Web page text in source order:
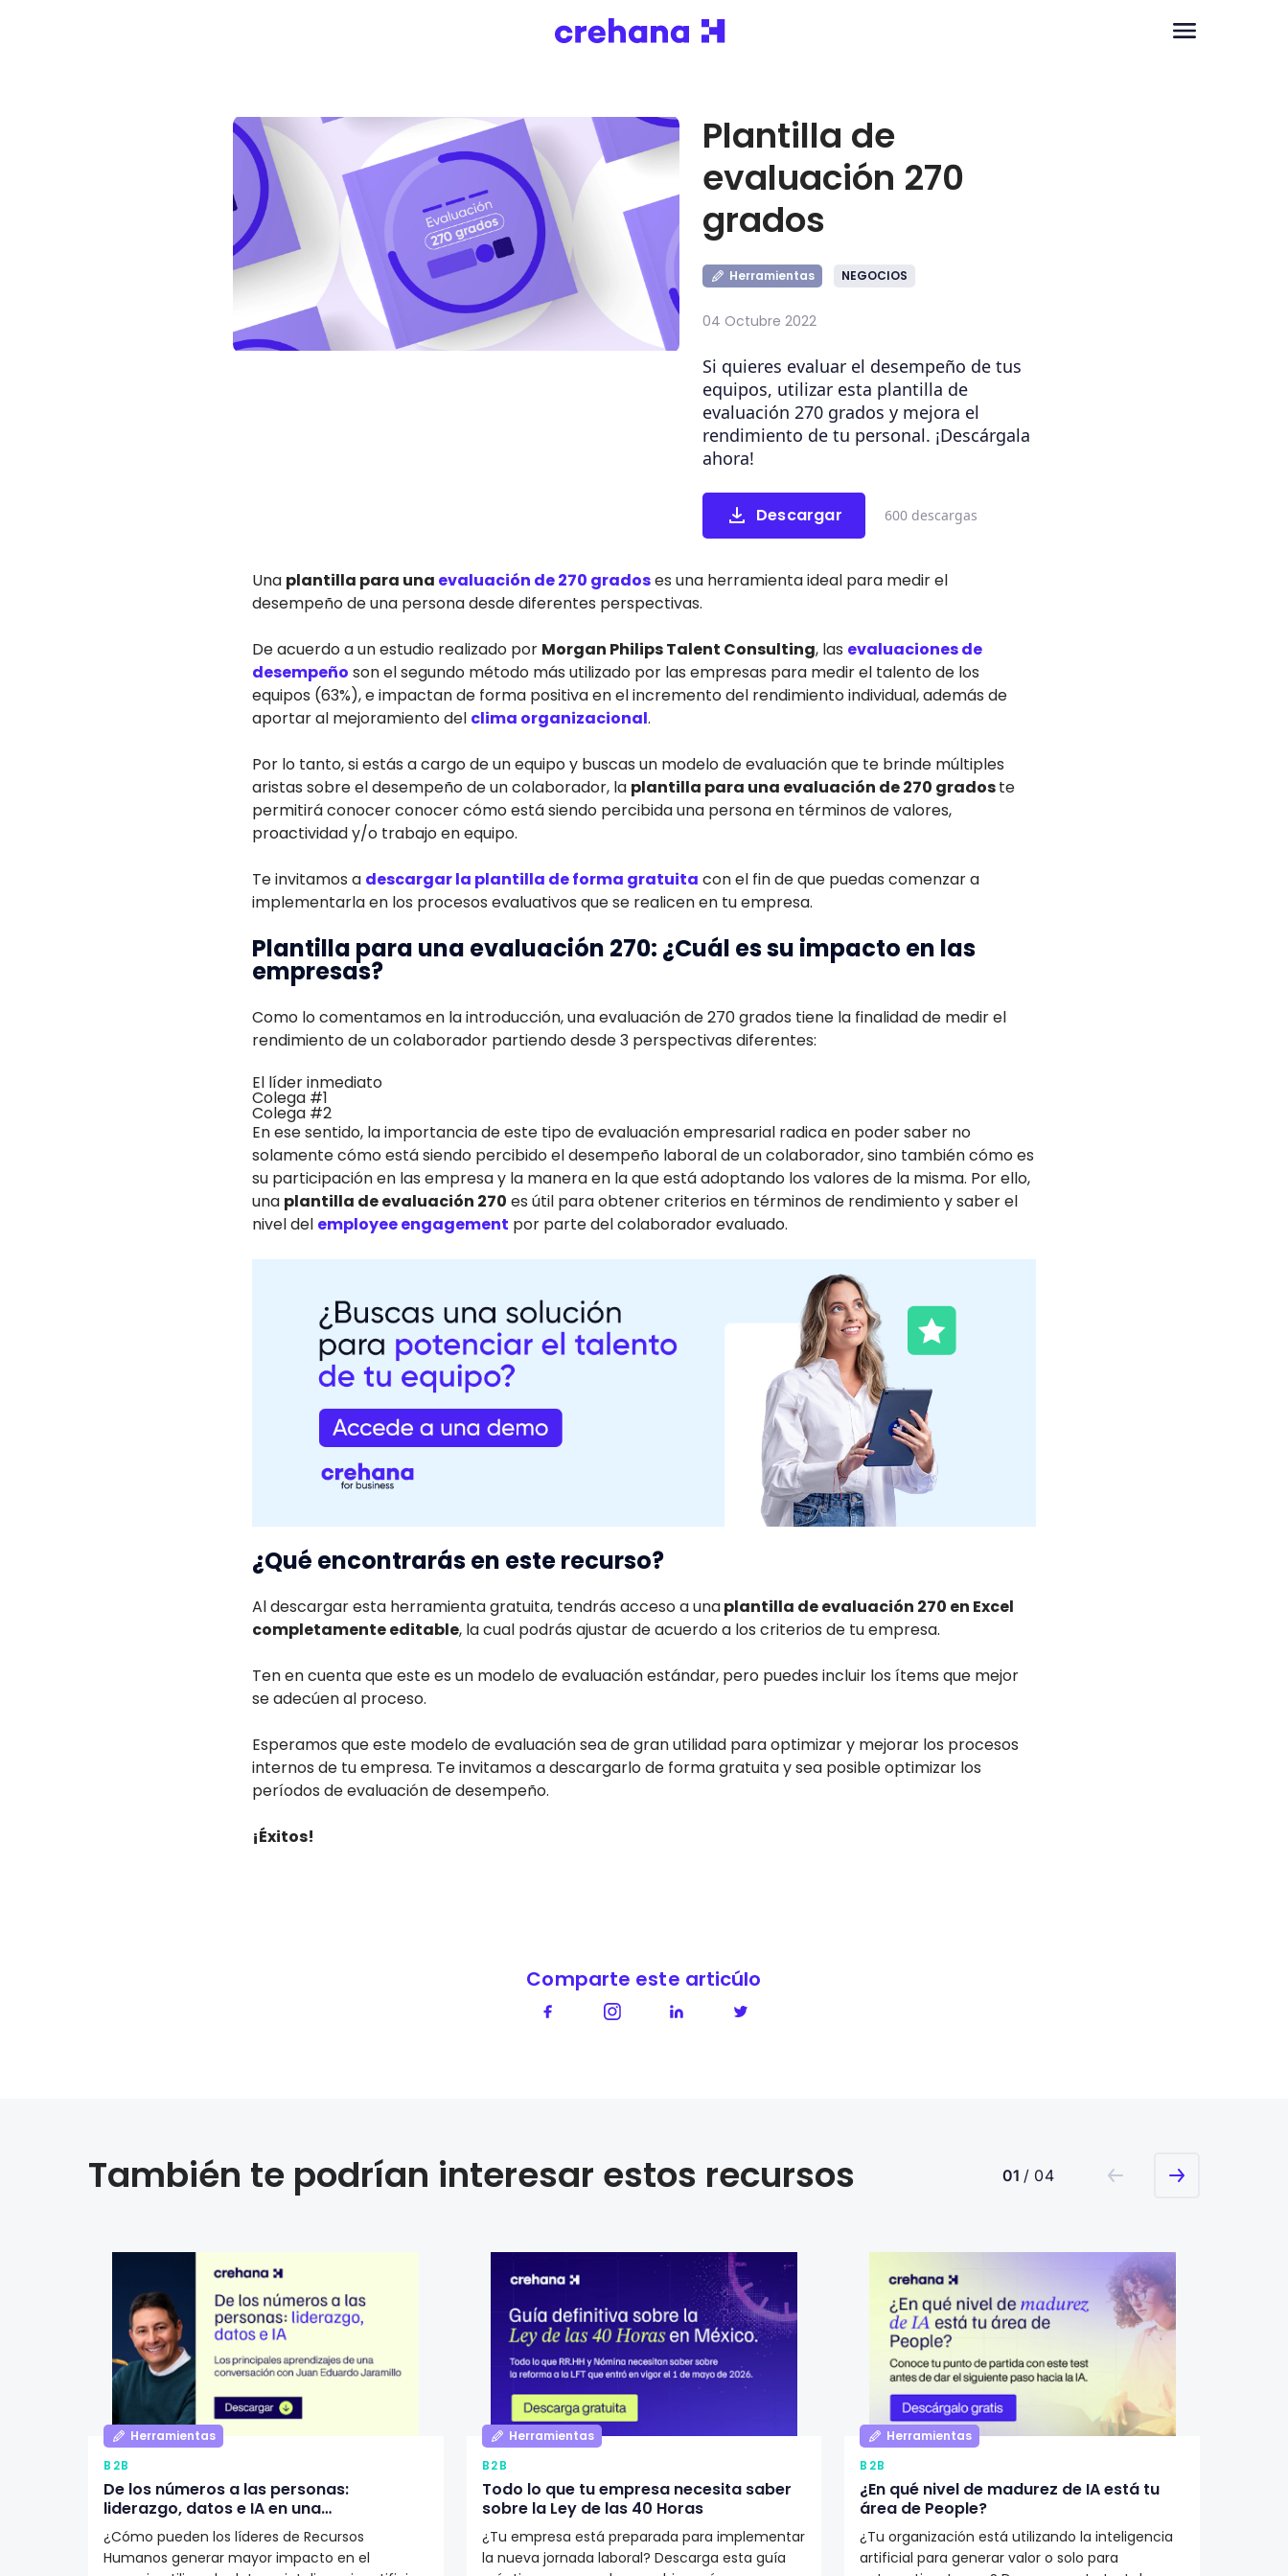
Plantilla de
evaluación 270
grados
Herramientas NEGOCIOS
04 Octubre 2022
Si quieres evaluar el desempeño de tus
equipos, utilizar esta plantilla de
evaluación 270 grados y mejora el
rendimiento de tu personal. ¡Descárgala
ahora!
Descargar 600 descargas
Una plantilla para una evaluación de 270 gradoses una herramienta ideal para medir el
desempeño de una persona desde diferentes perspectivas.
De acuerdo a un estudio realizado por Morgan Philips Talent Consulting, las evaluaciones de
desempeño son el segundo método más utilizado por las empresas para medir el talento de los
equipos (63%), e impactan de forma positiva en el incremento del rendimiento individual, además de
aportar al mejoramiento del clima organizacional.
Por lo tanto, si estás a cargo de un equipo y buscas un modelo de evaluación que te brinde múltiples
aristas sobre el desempeño de un colaborador, la plantilla para una evaluación de 270 gradoste
permitirá conocer conocer cómo está siendo percibida una persona en términos de valores,
proactividad y/o trabajo en equipo.
Te invitamos a descargar la plantilla de forma gratuita con el fin de que puedas comenzar a
implementarla en los procesos evaluativos que se realicen en tu empresa.
Plantilla para una evaluación 270: ¿Cuál es su impacto en las
empresas?
Como lo comentamos en la introducción, una evaluación de 270 grados tiene la finalidad de medir el
rendimiento de un colaborador partiendo desde 3 perspectivas diferentes:
El líder inmediato
Colega #1
Colega #2
En ese sentido, la importancia de este tipo de evaluación empresarial radica en poder saber no
solamente cómo está siendo percibido el desempeño laboral de un colaborador, sino también cómo es
su participación en las empresa y la manera en la que está adoptando los valores de la misma. Por ello,
una plantilla de evaluación 270 es útil para obtener criterios en términos de rendimiento y saber el
nivel del employee engagement por parte del colaborador evaluado.
¿Qué encontrarás en este recurso?
Al descargar esta herramienta gratuita, tendrás acceso a unaplantilla de evaluación 270 en Excel
completamente editable, la cual podrás ajustar de acuerdo a los criterios de tu empresa.
Ten en cuenta que este es un modelo de evaluación estándar, pero puedes incluir los ítems que mejor
se adecúen al proceso.
Esperamos que este modelo de evaluación sea de gran utilidad para optimizar y mejorar los procesos
internos de tu empresa. Te invitamos a descargarlo de forma gratuita y sea posible optimizar los
períodos de evaluación de desempeño.
¡Éxitos!
Comparte este articúlo
También te podrían interesar estos recursos 01 / 04
Herramientas
B2B
De los números a las personas:
liderazgo, datos e IA en una
organización según Juan Eduardo
Jaramillo
¿Cómo pueden los líderes de Recursos
Humanos generar mayor impacto en el
Herramientas
B2B
Todo lo que tu empresa necesita saber
sobre la Ley de las 40 Horas
¿Tu empresa está preparada para implementar
la nueva jornada laboral? Descarga esta guía
Herramientas
B2B
¿En qué nivel de madurez de IA está tu
área de People?
¿Tu organización está utilizando la inteligencia
artificial para generar valor o solo para